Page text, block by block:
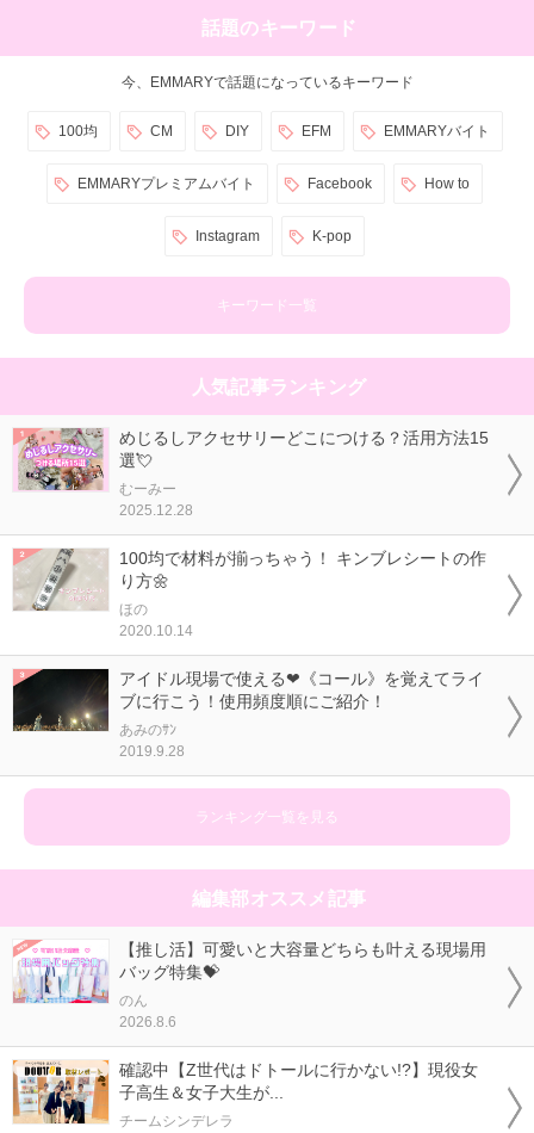
話題のキーワード
今、EMMARYで話題になっているキーワード
100均 CM DIY EFM EMMARYバイト
EMMARYプレミアムバイト Facebook How to
Instagram K-pop
キーワード一覧
人気記事ランキング
めじるしアクセサリーどこにつける？活用方法15
選💘
むーみー
2025.12.28
100均で材料が揃っちゃう！ キンブレシートの作
り方🌼
ほの
2020.10.14
アイドル現場で使える❤《コール》を覚えてライ
ブに行こう！使用頻度順にご紹介！
あみのｻﾝ
2019.9.28
ランキング一覧を見る
編集部オススメ記事
【推し活】可愛いと大容量どちらも叶える現場用
バッグ特集💝
のん
2026.8.6
確認中【Z世代はドトールに行かない!?】現役女
子高生＆女子大生が...
チームシンデレラ